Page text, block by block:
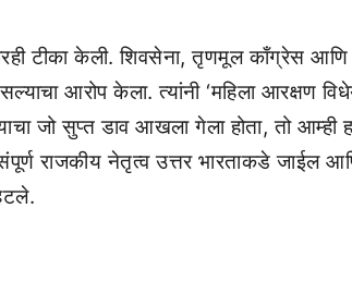
टीका केली. शिवसेना, तृणमूल काँग्रेस
आरोप केला. त्यांनी ‘महिला आरक्षण
जो सुप्त डाव आखला गेला होता, तो आम्ही
राजकीय नेतृत्व उत्तर भारताकडे जाईल आणि